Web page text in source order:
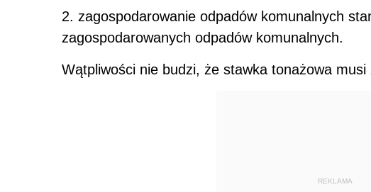
2. zagospodarowanie odpadów komunalnych
zagospodarowanych odpadów komunalnych.
Wątpliwości nie budzi, że stawka tonażowa
REKLAMA